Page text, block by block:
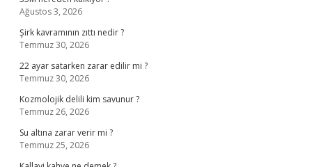
Ağustos 3, 2026
Şirk kavramının zıttı nedir ?
Temmuz 30, 2026
22 ayar satarken zarar edilir mi ?
Temmuz 30, 2026
Kozmolojik delili kim savunur ?
Temmuz 26, 2026
Su altına zarar verir mi ?
Temmuz 25, 2026